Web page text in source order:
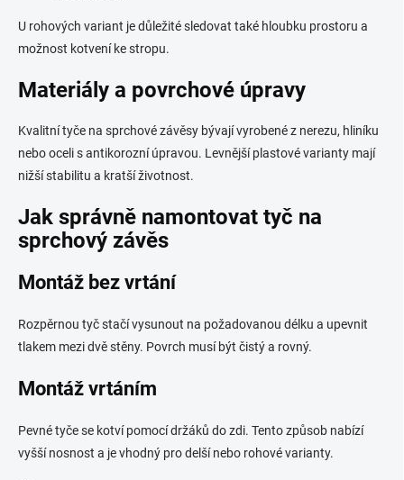
U rohových variant je důležité sledovat také hloubku prostoru a
možnost kotvení ke stropu.
Materiály a povrchové úpravy
Kvalitní tyče na sprchové závěsy bývají vyrobené z nerezu, hliníku
nebo oceli s antikorozní úpravou. Levnější plastové varianty mají
nižší stabilitu a kratší životnost.
Jak správně namontovat tyč na
sprchový závěs
Montáž bez vrtání
Rozpěrnou tyč stačí vysunout na požadovanou délku a upevnit
tlakem mezi dvě stěny. Povrch musí být čistý a rovný.
Montáž vrtáním
Pevné tyče se kotví pomocí držáků do zdi. Tento způsob nabízí
vyšší nosnost a je vhodný pro delší nebo rohové varianty.